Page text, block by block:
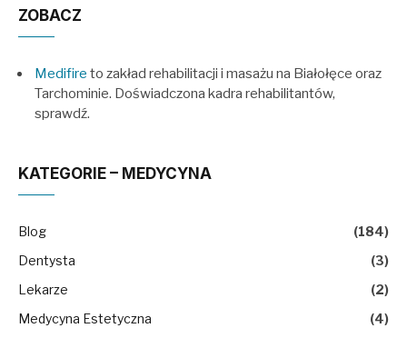
ZOBACZ
Medifire to zakład rehabilitacji i masażu na Białołęce oraz
Tarchominie. Doświadczona kadra rehabilitantów,
sprawdź.
KATEGORIE – MEDYCYNA
Blog
(184)
Dentysta
(3)
Lekarze
(2)
Medycyna Estetyczna
(4)